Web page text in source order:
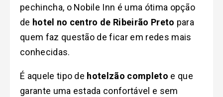
pechincha, o Nobile Inn é uma ótima opção
de hotel no centro de Ribeirão Preto para
quem faz questão de ficar em redes mais
conhecidas.
É aquele tipo de hotelzão completo e que
garante uma estada confortável e sem